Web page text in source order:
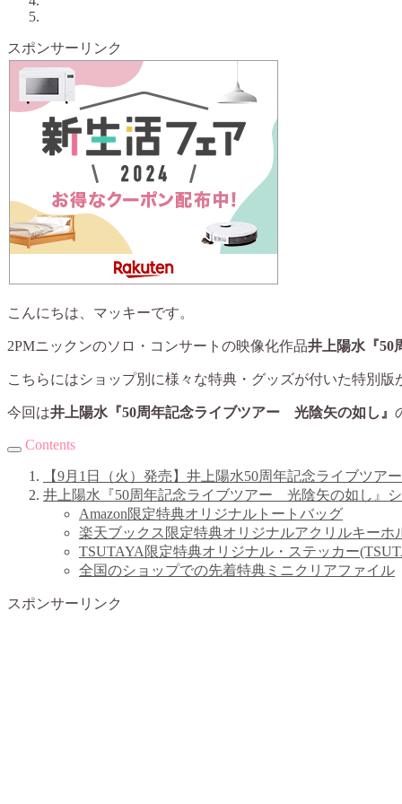
スポンサーリンク
こんにちは、マッキーです。
2PMニックンのソロ・コンサートの映像化作品井上陽水『
こちらにはショップ別に様々な特典・グッズが付いた特別版
今回は井上陽水『50周年記念ライブツアー 光陰矢の如し』
Contents
【9月1日（火）発売】井上陽水50周年記念ライブツア
井上陽水『50周年記念ライブツアー 光陰矢の如し』
Amazon限定特典オリジナルトートバッグ
楽天ブックス限定特典オリジナルアクリルキーホ
TSUTAYA限定特典オリジナル・ステッカー
全国のショップでの先着特典ミニクリアファイル
スポンサーリンク